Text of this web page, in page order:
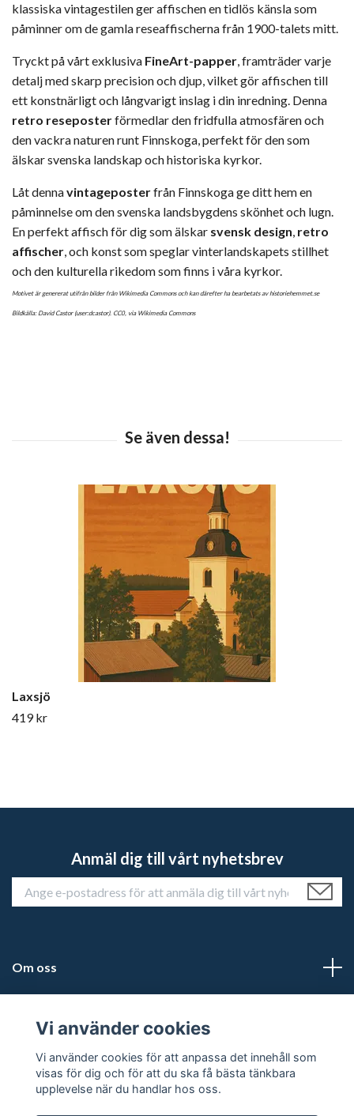
klassiska vintagestilen ger affischen en tidlös känsla som
påminner om de gamla reseaffischerna från 1900-talets mitt.
Tryckt på vårt exklusiva FineArt-papper, framträder varje
detalj med skarp precision och djup, vilket gör affischen till
ett konstnärligt och långvarigt inslag i din inredning. Denna
retro reseposterförmedlar den fridfulla atmosfären och
den vackra naturen runt Finnskoga, perfekt för den som
älskar svenska landskap och historiska kyrkor.
Låt dennavintageposterfrån Finnskoga ge ditt hem en
påminnelse om den svenska landsbygdens skönhet och lugn.
En perfekt affisch för dig som älskar svensk design, retro
affischer, och konst som speglar vinterlandskapets stillhet
och den kulturella rikedom som finns i våra kyrkor.
Motivet är genererat utifrån bilder från Wikimedia Commons och kan därefter ha bearbetats av historiehemmet.se
Bildkälla: David Castor (user:dcastor). CC0, via Wikimedia Commons
Laxsjö
419 kr
Anmäl dig till vårt nyhetsbrev
Om oss
Läs mer
Vi använder cookies
Vi använder cookies för att anpassa det innehåll som
visas för dig och för att du ska få bästa tänkbara
upplevelse när du handlar hos oss.